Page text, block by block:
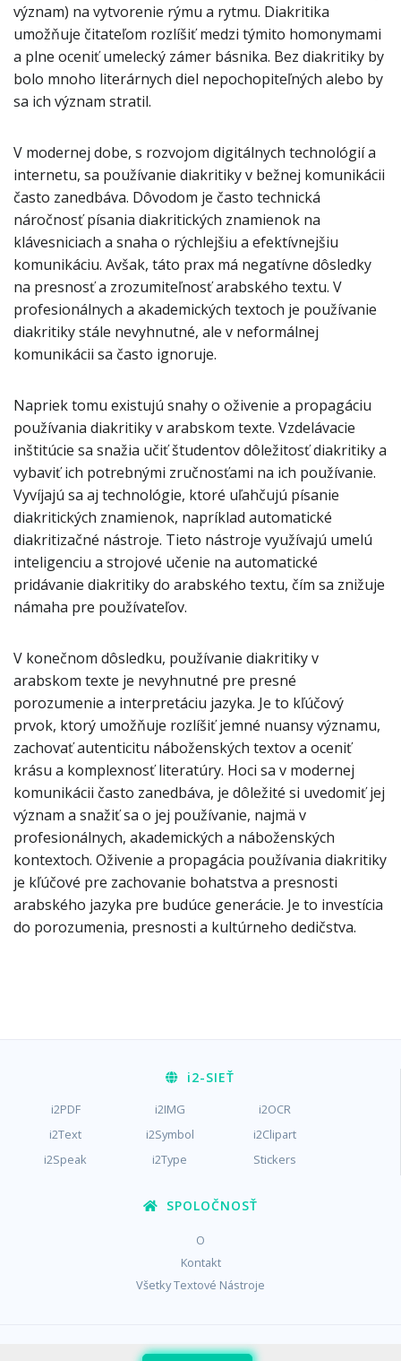
význam) na vytvorenie rýmu a rytmu. Diakritika
umožňuje čitateľom rozlíšiť medzi týmito homonymami
a plne oceniť umelecký zámer básnika. Bez diakritiky by
bolo mnoho literárnych diel nepochopiteľných alebo by
sa ich význam stratil.
V modernej dobe, s rozvojom digitálnych technológií a
internetu, sa používanie diakritiky v bežnej komunikácii
často zanedbáva. Dôvodom je často technická
náročnosť písania diakritických znamienok na
klávesniciach a snaha o rýchlejšiu a efektívnejšiu
komunikáciu. Avšak, táto prax má negatívne dôsledky
na presnosť a zrozumiteľnosť arabského textu. V
profesionálnych a akademických textoch je používanie
diakritiky stále nevyhnutné, ale v neformálnej
komunikácii sa často ignoruje.
Napriek tomu existujú snahy o oživenie a propagáciu
používania diakritiky v arabskom texte. Vzdelávacie
inštitúcie sa snažia učiť študentov dôležitosť diakritiky a
vybaviť ich potrebnými zručnosťami na ich používanie.
Vyvíjajú sa aj technológie, ktoré uľahčujú písanie
diakritických znamienok, napríklad automatické
diakritizačné nástroje. Tieto nástroje využívajú umelú
inteligenciu a strojové učenie na automatické
pridávanie diakritiky do arabského textu, čím sa znižuje
námaha pre používateľov.
V konečnom dôsledku, používanie diakritiky v
arabskom texte je nevyhnutné pre presné
porozumenie a interpretáciu jazyka. Je to kľúčový
prvok, ktorý umožňuje rozlíšiť jemné nuansy významu,
zachovať autenticitu náboženských textov a oceniť
krásu a komplexnosť literatúry. Hoci sa v modernej
komunikácii často zanedbáva, je dôležité si uvedomiť jej
význam a snažiť sa o jej používanie, najmä v
profesionálnych, akademických a náboženských
kontextoch. Oživenie a propagácia používania diakritiky
je kľúčové pre zachovanie bohatstva a presnosti
arabského jazyka pre budúce generácie. Je to investícia
do porozumenia, presnosti a kultúrneho dedičstva.
i2-SIEŤ
i2PDF i2IMG
i2OCR
i2Text
i2Symbol
i2Clipart
i2Speak
i2Type Stickers
SPOLOČNOSŤ
O
Kontakt
Všetky Textové Nástroje
Súkromie / Podmienky / Cookies